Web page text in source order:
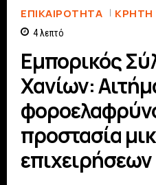
ΕΠΙΚΑΙΡΟΤΗΤΑ ΚΡΗΤΗ
4λεπτό
Εμπορικός
Χανίων:
προστασία
επιχειρήσεων